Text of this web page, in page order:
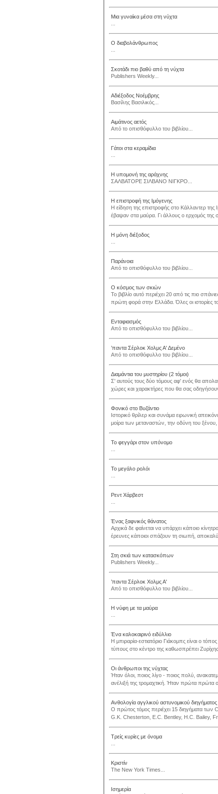
Μια γυναίκα μέσα στη νύχτα
Ο διαβολάνθρωπος
Σκοτάδι πιο βαθύ από τη νύχτα
Publishers Weekly...
Αδιέξοδος Νοέμβρης
Βασίλης Βασιλικός...
Αιμάτινος αετός
Από το οπισθόφυλλο του βιβλίου...
Γάτοι στα κεραμίδια
Η υπομονή της αράχνης
ΣΑΛΒΑΤΟΡΕ ΣΙΛΒΑΝΟ ΝΙΓΚΡΟ...
Η επιστροφή της Ιμόγενης
Η είδηση της επιστροφής στο Κάλλαντερ
έβαψαν στα μαύρα. Γι άλλους ο ερχομός της
Η μόνη διέξοδος
Παράνοια
Από το οπισθόφυλλο του βιβλίου...
Ο κόσμος των σκιών
Το βιβλίο αυτό περιέχει 20 από τις πιο
πρώτη φορά στην Ελλάδα. Όλες οι ιστορίες
Ενταφιασμός
Από το οπισθόφυλλο του βιβλίου...
’παντα Σέρλοκ Χολμς Α' Δεμένο
Από το οπισθόφυλλο του βιβλίου...
Διαμάντια του μυστηρίου (2 τόμοι)
Σ' αυτούς τους δύο τόμους αφ' ενός θα
χώρες και χαρακτήρες που θα σας
Φονικό στο Βυζάντιο
Ιστορικό θρίλερ και συνάμα ειρωνική
μοίρα των μεταναστών, την οδύνη του ξένου,
Το φεγγάρι στον υπόνομο
Το μεγάλο ρολόι
Ρεντ Χάρβεστ
Ένας ξαφνικός θάνατος
Αρχικά δε φαίνεται να υπάρχει κάποιο
έρευνες κάποιοι σπάζουν τη σιωπή,
Στη σκιά των κατασκόπων
Publishers Weekly...
’παντα Σέρλοκ Χολμς Α'
Από το οπισθόφυλλο του βιβλίου...
Η νύφη με τα μαύρα
Ένα καλοκαιρινό ειδύλλιο
Η μπιραρία-εστιατόριο Γιάκομπς είναι ο
τύπους στο κέντρο της καθωσπρέπει
Οι άνθρωποι της νύχτας
Ήταν όλοι, ποιος λίγο - ποιος πολύ,
ανέλιξή της τρομαχτική. Ήταν πρώτα πρώτα
Ανθολογία αγγλικού αστυνομικού διηγήματος
Ο πρώτος τόμος περιέχει 15 διηγήματα
G.K. Chesterton, E.C. Bentley, H.C. Bailey,
Τρείς κυρίες με όνομα
Κριστίν
The New York Times...
Ισημερία